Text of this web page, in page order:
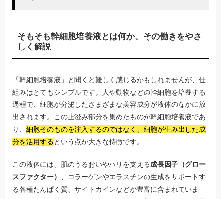
そもそも幹細胞培養液とは何か、その働きをやさ
しく解説
「幹細胞培養液」と聞くと難しく感じるかもしれませんが、仕
組みはとてもシンプルです。人や動物などの幹細胞を培養する
過程で、細胞が分泌したさまざまな美容成分が液体のなかに放
出されます。この上澄み部分を集めたものが幹細胞培養液であ
り、細胞そのものを注入するのではなく、細胞が生み出した成
分を活用するという点が大きな特徴です。
この液体には、肌のうるおいやハリを支える成長因子（グロー
スファクター）
、コラーゲンやエラスチンの生成をサポートす
る各種たんぱく質、サイトカインなどが豊富に含まれていま